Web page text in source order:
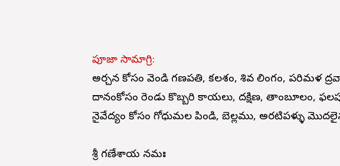
పూజా సామాగ్రి:
అర్చన కోసం వెండి గణపతి, కలశం, శివ లింగం, పరిమళ
దానంకోసం రెండు కొబ్బరి కాయలు, దక్షిణ, తాంబూలం,
నైవేద్యం కోసం గోధుమల పిండి, బెల్లము, అరటిపళ్ళు
శ్రీ గణేశాయ నమః